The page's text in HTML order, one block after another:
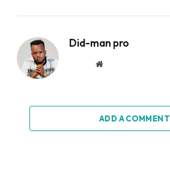
Did-man pro
Website
ADD A COMMENT